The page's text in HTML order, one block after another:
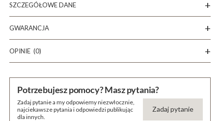
SZCZEGÓŁOWE DANE
GWARANCJA
OPINIE (0)
Potrzebujesz pomocy? Masz pytania?
Zadaj pytanie a my odpowiemy niezwłocznie,
najciekawsze pytania i odpowiedzi publikując
dla innych.
Zadaj pytanie